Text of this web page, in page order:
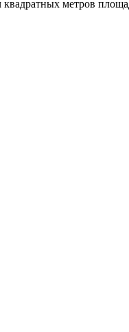
квадратных метров